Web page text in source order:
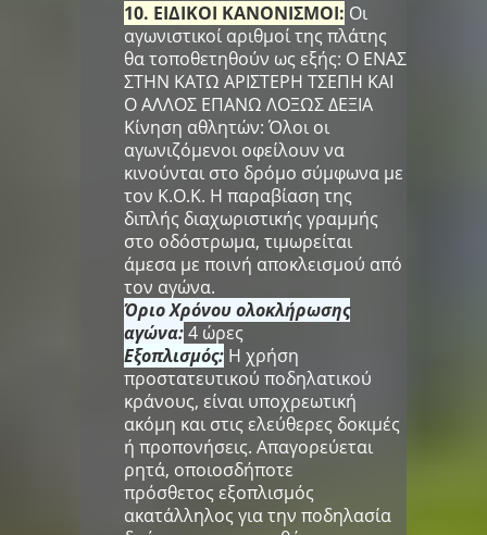
10. ΕΙΔΙΚΟΙ ΚΑΝΟΝΙΣΜΟΙ: Οι
αγωνιστικοί αριθμοί της πλάτης
θα τοποθετηθούν ως εξής: Ο ΕΝΑΣ
ΣΤΗΝ ΚΑΤΩ ΑΡΙΣΤΕΡΗ ΤΣΕΠΗ ΚΑΙ
Ο ΑΛΛΟΣ ΕΠΑΝΩ ΛΟΞΩΣ ΔΕΞΙΑ
Κίνηση αθλητών: Όλοι οι
αγωνιζόμενοι οφείλουν να
κινούνται στο δρόμο σύμφωνα με
τον Κ.Ο.Κ. Η παραβίαση της
διπλής διαχωριστικής γραμμής
στο οδόστρωμα, τιμωρείται
άμεσα με ποινή αποκλεισμού από
τον αγώνα.
Όριο Χρόνου ολοκλήρωσης
αγώνα:4 ώρες
Εξοπλισμός: Η χρήση
προστατευτικού ποδηλατικού
κράνους, είναι υποχρεωτική
ακόμη και στις ελεύθερες δοκιμές
ή προπονήσεις. Απαγορεύεται
ρητά, οποιοσδήποτε
πρόσθετος εξοπλισμός
ακατάλληλος για την ποδηλασία